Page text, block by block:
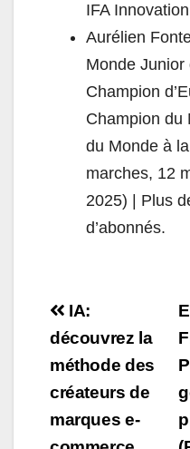
IFA
Aurélien
Monde Junior
Champion
Champion du
du Monde à
marches, 12
2025) | Plus
d’abonnés.
de
l’article
IA:
découvrez la
méthode des
créateurs de
marques e-